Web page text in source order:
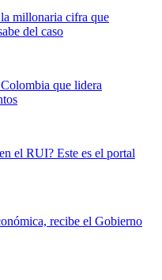
millonaria cifra que
del caso
que lidera
el RUI? Este es el portal
recibe el Gobierno